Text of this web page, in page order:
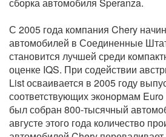
С 2005 года компания Chery
автомобилей в Соединенные
становится лучшей среди
оценке IQS. При содействии
List осваивается в 2005 году
соответствующих эконормам
был собран 800-тысячный
августе этого года количество